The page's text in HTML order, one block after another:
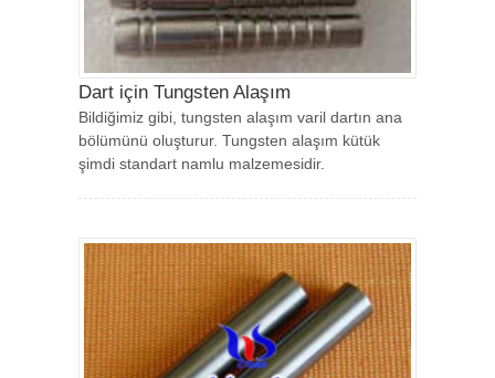
Dart için Tungsten Alaşım
Bildiğimiz gibi, tungsten alaşım varil dartın ana
bölümünü oluşturur. Tungsten alaşım kütük
şimdi standart namlu malzemesidir.